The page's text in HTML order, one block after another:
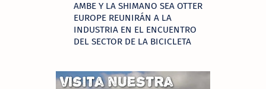
AMBE Y LA SHIMANO SEA OTTER
EUROPE REUNIRÁN A LA
INDUSTRIA EN EL ENCUENTRO
DEL SECTOR DE LA BICICLETA